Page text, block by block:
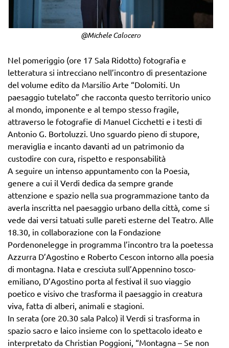
@Michele Calocero
Nel pomeriggio (ore 17 Sala Ridotto) fotografia e
letteratura si intrecciano nell’incontro di presentazione
del volume edito da Marsilio Arte “Dolomiti. Un
paesaggio tutelato” che racconta questo territorio unico
al mondo, imponente e al tempo stesso fragile,
attraverso le fotografie di Manuel Cicchetti e i testi di
Antonio G. Bortoluzzi. Uno sguardo pieno di stupore,
meraviglia e incanto davanti ad un patrimonio da
custodire con cura, rispetto e responsabilità
A seguire un intenso appuntamento con la Poesia,
genere a cui il Verdi dedica da sempre grande
attenzione e spazio nella sua programmazione tanto da
averla inscritta nel paesaggio urbano della città, come si
vede dai versi tatuati sulle pareti esterne del Teatro. Alle
18.30, in collaborazione con la Fondazione
Pordenonelegge in programma l’incontro tra la poetessa
Azzurra D’Agostino e Roberto Cescon intorno alla poesia
di montagna. Nata e cresciuta sull’Appennino tosco-
emiliano, D’Agostino porta al festival il suo viaggio
poetico e visivo che trasforma il paesaggio in creatura
viva, fatta di alberi, animali e stagioni.
In serata (ore 20.30 sala Palco) il Verdi si trasforma in
spazio sacro e laico insieme con lo spettacolo ideato e
interpretato da Christian Poggioni, “Montagna – Se non